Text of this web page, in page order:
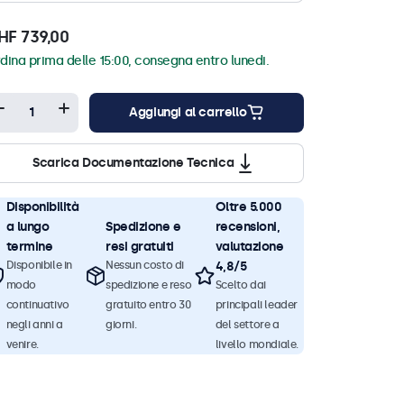
739,00
prima delle 15:00, consegna entro lunedi.
Aggiungi al carrello
Scarica Documentazione Tecnica
Disponibilità
a lungo
termine
Disponibile in
modo
continuativo
negli anni a
venire.
Spedizione e
resi gratuiti
Nessun costo di
spedizione e reso
gratuito entro 30
giorni.
Oltre 5.000
recensioni,
valutazione
4,8/5
Scelto dai
principali leader
del settore a
livello mondiale.